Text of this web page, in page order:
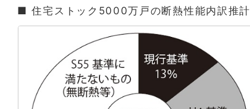
■ 住宅ストック5000万戸の断熱性能内訳推計